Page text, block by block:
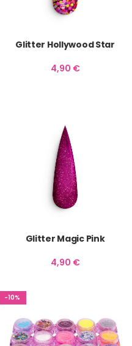
Glitter Hollywood Star
4,90 €
Glitter Magic Pink
4,90 €
-10%